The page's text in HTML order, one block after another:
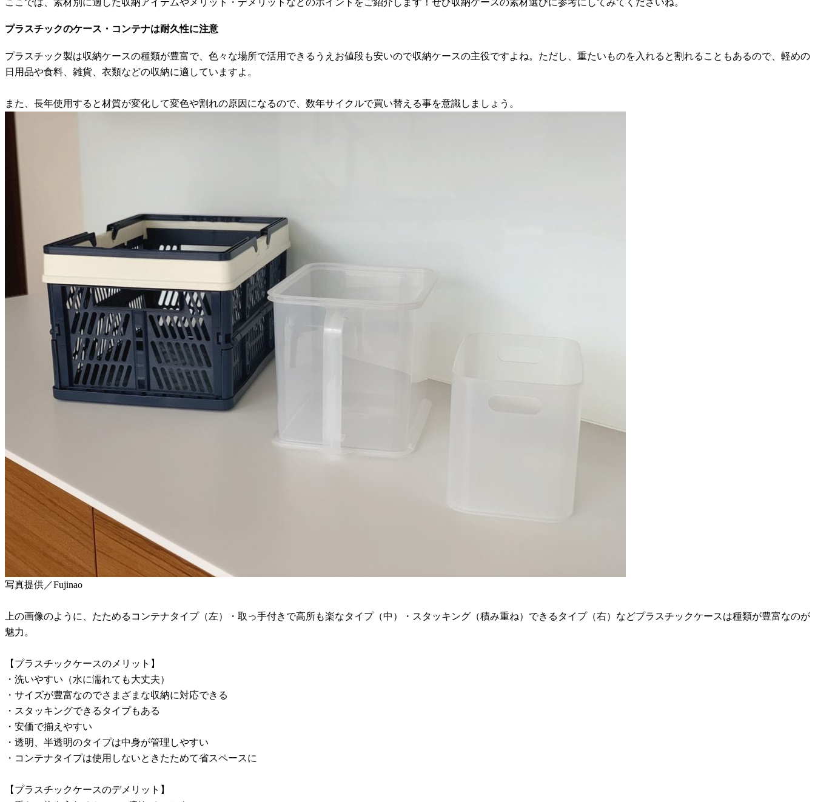
プラスチックのケース・コンテナは耐久性に注意
プラスチック製は収納ケースの種類が豊富で、色々な場所で活用できるうえお値段も安いので収納ケースの主役ですよね。ただし、重たいものを入れると割れることもあるので、軽めの
日用品や食料、雑貨、衣類などの収納に適していますよ。
また、長年使用すると材質が変化して変色や割れの原因になるので、数年サイクルで買い替える事を意識しましょう。
写真提供／Fujinao
上の画像のように、たためるコンテナタイプ（左）・取っ手付きで高所も楽なタイプ（中）・スタッキング（積み重ね）できるタイプ（右）などプラスチックケースは種類が豊富なのが
魅力。
【プラスチックケースのメリット】
・洗いやすい（水に濡れても大丈夫）
・サイズが豊富なのでさまざまな収納に対応できる
・スタッキングできるタイプもある
・安価で揃えやすい
・透明、半透明のタイプは中身が管理しやすい
・コンテナタイプは使用しないときたためて省スペースに
【プラスチックケースのデメリット】